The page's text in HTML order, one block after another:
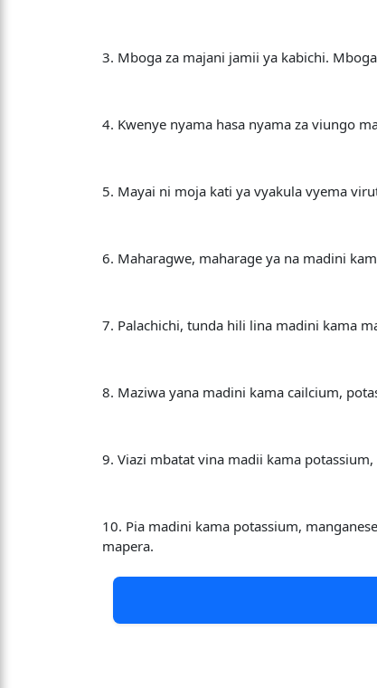
3. Mboga za majani jamii ya kabichi.
4. Kwenye nyama hasa nyama za viungo
5. Mayai ni moja kati ya vyakula vyema
6. Maharagwe, maharage ya na madini
7. Palachichi, tunda hili lina madini kama
8. Maziwa yana madini kama cailcium,
9. Viazi mbatat vina madii kama
10. Pia madini kama potassium,
mapera.